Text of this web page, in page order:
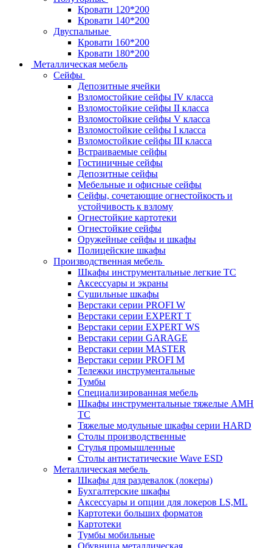
Кровати 120*200
Кровати 140*200
Двуспальные
Кровати 160*200
Кровати 180*200
Металлическая мебель
Сейфы
Депозитные ячейки
Взломостойкие сейфы IV класса
Взломостойкие сейфы II класса
Взломостойкие сейфы V класса
Взломостойкие сейфы I класса
Взломостойкие сейфы III класса
Встраиваемые сейфы
Гостиничные сейфы
Депозитные сейфы
Мебельные и офисные сейфы
Сейфы, сочетающие огнестойкость и
устойчивость к взлому
Огнестойкие картотеки
Огнестойкие сейфы
Оружейные сейфы и шкафы
Полицейские шкафы
Производственная мебель
Шкафы инструментальные легкие ТС
Аксессуары и экраны
Cушильные шкафы
Верстаки серии PROFI W
Верстаки серии EXPERT T
Верстаки серии EXPERT WS
Верстаки серии GARAGE
Верстаки серии MASTER
Верстаки серии PROFI M
Тележки инструментальные
Тумбы
Cпециализированная мебель
Шкафы инструментальные тяжелые AMH
TC
Тяжелые модульные шкафы серии HARD
Столы производственные
Стулья промышленные
Столы антистатические Wave ESD
Металлическая мебель
Шкафы для раздевалок (локеры)
Бухгалтерские шкафы
Аксессуары и опции для локеров LS,ML
Картотеки больших форматов
Картотеки
Тумбы мобильные
Обувница металлическая